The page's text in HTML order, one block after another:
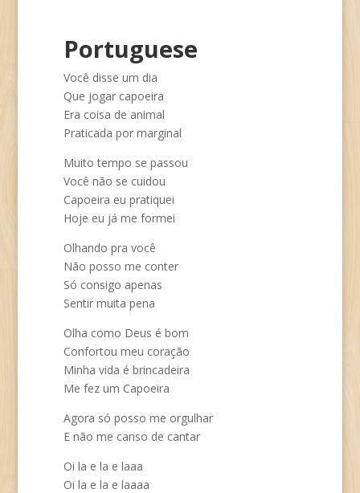
Portuguese
Você disse um dia
Que jogar capoeira
Era coisa de animal
Praticada por marginal
Muito tempo se passou
Você não se cuidou
Capoeira eu pratiquei
Hoje eu já me formei
Olhando pra você
Não posso me conter
Só consigo apenas
Sentir muita pena
Olha como Deus é bom
Confortou meu coração
Minha vida é brincadeira
Me fez um Capoeira
Agora só posso me orgulhar
E não me canso de cantar
Oi la e la e laaa
Oi la e la e laaaa